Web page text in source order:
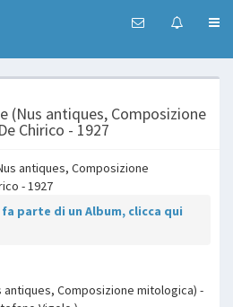
(Nus antiques, Composizione
Chirico - 1927
parte di un Album, clicca qui
Composizione mitologica) -